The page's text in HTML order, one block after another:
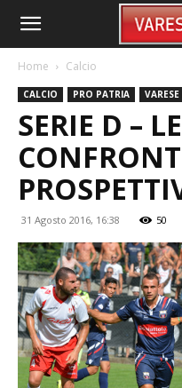
Home Calcio
CALCIO PRO PATRIA VARESE
SERIE D –
31 Agosto 2016, 16:38 50